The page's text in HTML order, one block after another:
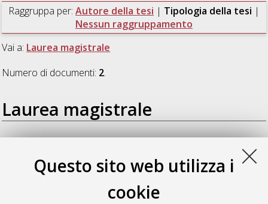
Questo sito web utilizza i
cookie
Raggruppa per: Autore della tesi | Tipologia della tesi |
Nessun raggruppamento
Vai a: Laurea magistrale
Numero di documenti: 2.
Laurea magistrale
Coli, Vanna Lisa(2014)Modellazione matematica delle non
modificate.[Laurea magistrale], Università di Bologna, Corso